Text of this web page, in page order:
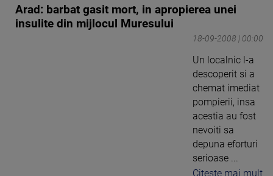
Arad: barbat gasit mort, in apropierea unei
insulite din mijlocul Muresului
18-09-2008 | 00:00
Un localnic l-a
descoperit si a
chemat imediat
pompierii, insa
acestia au fost
nevoiti sa
depuna eforturi
serioase ...
Citeste mai mult